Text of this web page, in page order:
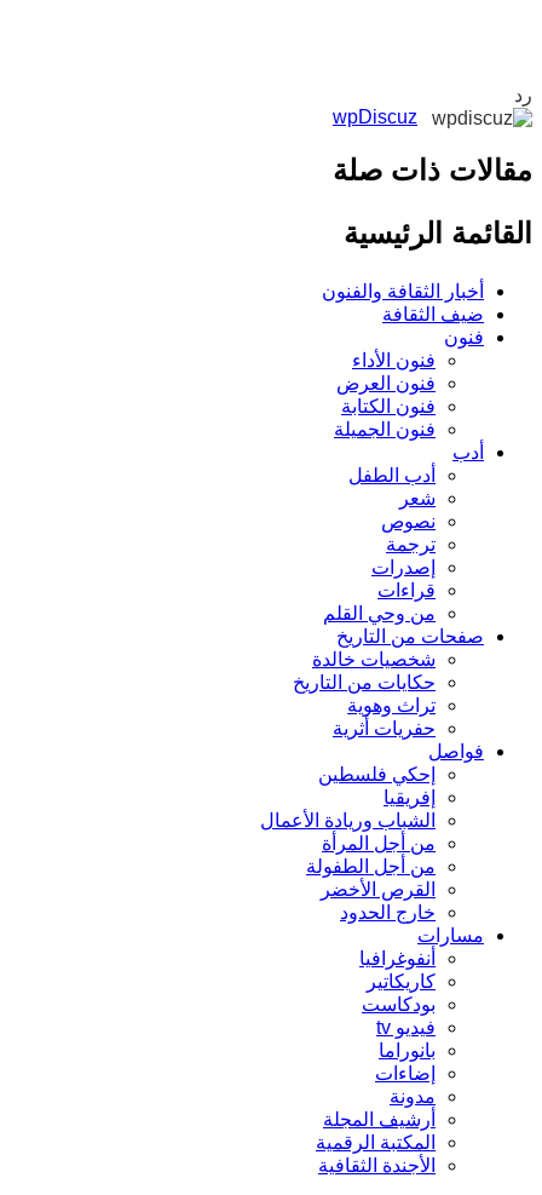
wpDiscuz
ذات صلة
الرئيسية
أخبار الثقافة والفنون
ضيف الثقافة
فنون
فنون الأداء
فنون العرض
فنون الكتابة
فنون الجميلة
أدب
أدب الطفل
شعر
نصوص
ترجمة
إصدرات
قراءات
من وحي القلم
صفحات من التاريخ
شخصيات خالدة
حكايات من التاريخ
تراث وهوية
حفريات أثرية
فواصل
إحكي فلسطين
إفريقيا
الشباب وريادة الأعمال
من أجل المرأة
من أجل الطفولة
القرص الأخضر
خارج الحدود
مسارات
أنفوغرافيا
كاريكاتير
بودكاست
فيديو tv
بانوراما
إضاءات
مدونة
أرشيف المجلة
المكتبة الرقمية
الأجندة الثقافية